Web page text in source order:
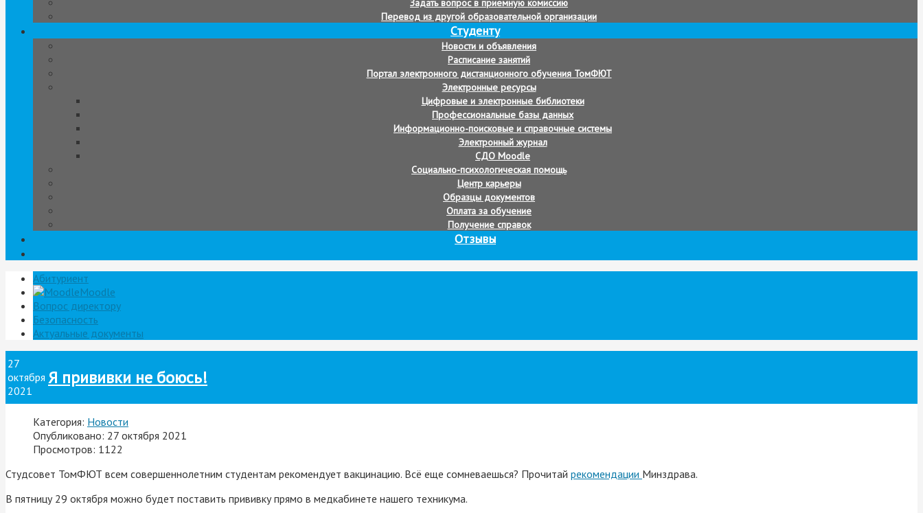
Задать вопрос в приемную комиссию
Перевод из другой образовательной организации
Студенту
Новости и объявления
Расписание занятий
Портал электронного дистанционного обучения ТомФЮТ
Электронные ресурсы
Цифровые и электронные библиотеки
Профессиональные базы данных
Информационно-поисковые и справочные системы
Электронный журнал
СДО Moodle
Социально-психологическая помощь
Центр карьеры
Образцы документов
Оплата за обучение
Получение справок
Отзывы
Абитуриент
Moodle
Вопрос директору
Безопасность
Актуальные документы
27
октября
2021
Я прививки не боюсь!
Категория: Новости
Опубликовано: 27 октября 2021
Просмотров: 1122
Студсовет ТомФЮТ всем совершеннолетним студентам рекомендует вакцинацию. Всё еще сомневаешься? Прочитай рекомендации Минздрава.
В пятницу 29 октября можно будет поставить прививку прямо в медкабинете нашего техникума.